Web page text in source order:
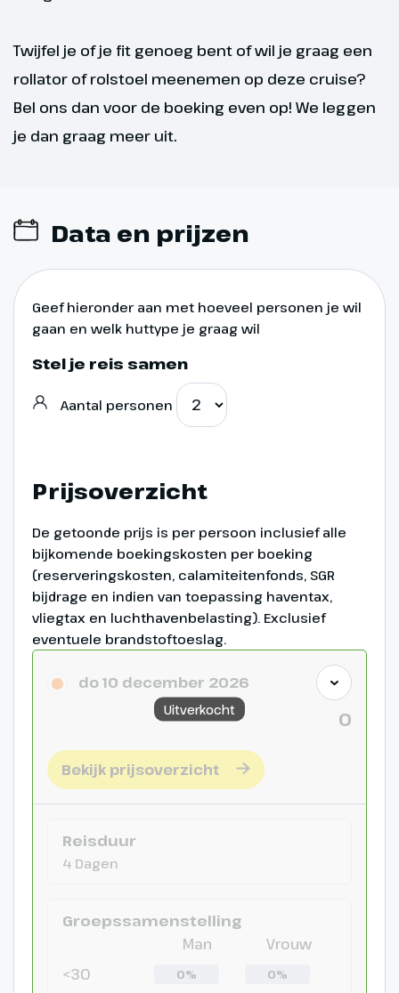
Twijfel je of je fit genoeg bent of wil je graag een
rollator of rolstoel meenemen op deze cruise?
Bel ons dan voor de boeking even op! We leggen
je dan graag meer uit.
Data en prijzen
Geef hieronder aan met hoeveel personen je wil
gaan en welk huttype je graag wil
Stel je reis samen
Aantal personen
Prijsoverzicht
De getoonde prijs is per persoon inclusief alle
bijkomende boekingskosten per boeking
(reserveringskosten, calamiteitenfonds, SGR
bijdrage en indien van toepassing haventax,
vliegtax en luchthavenbelasting). Exclusief
eventuele brandstoftoeslag.
Uitverkocht
do 10 december 2026
0
Bekijk prijsoverzicht
Reisduur
4 Dagen
Groepssamenstelling
Man
Vrouw
<30
0% 0%